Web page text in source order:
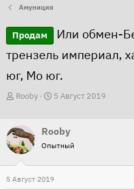
Амуниция
Продам
Или обмен-
трензель империал,
юг, Мо юг.
А
т
о
р
т
е
Rooby
Д
а
ч
5 Август 2019
Rooby
Опытный
5 Август 2019